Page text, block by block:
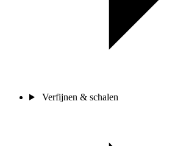
Verfijnen & schalen